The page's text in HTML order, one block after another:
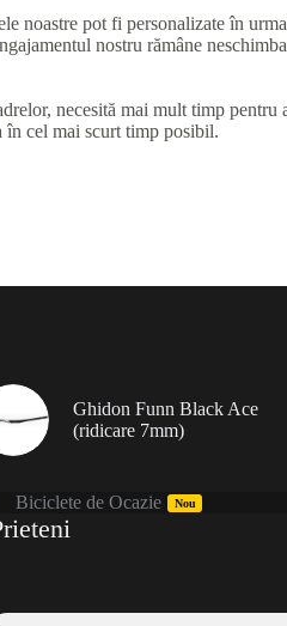
noastre pot fi personalizate în
nostru rămâne
necesită mai mult timp
în cel mai scurt timp posibil.
Ghidon Funn Black Ace
(ridicare 7mm)
Biciclete de Ocazie Nou